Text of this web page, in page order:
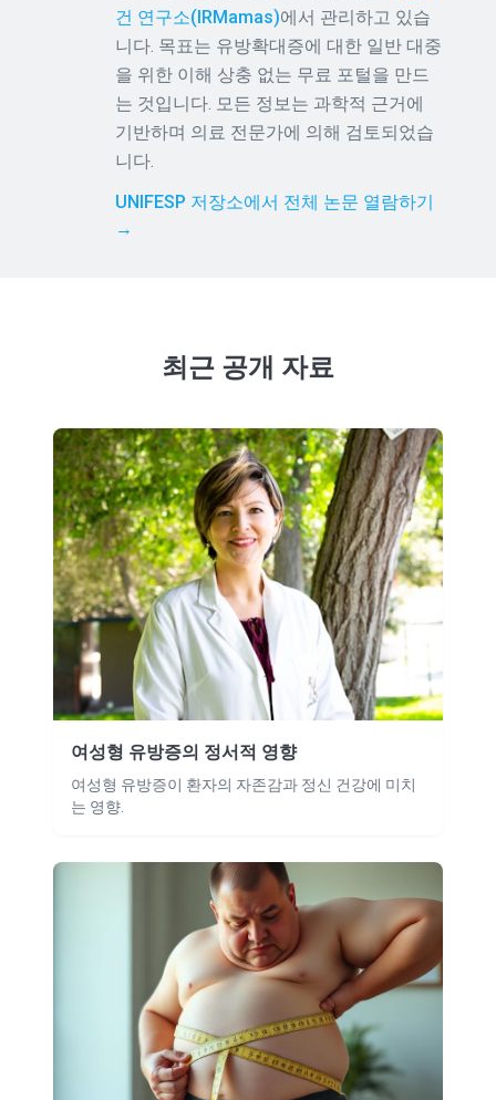
건 연구소(IRMamas)에서 관리하고 있습
니다. 목표는 유방확대증에 대한 일반 대중
을 위한 이해 상충 없는 무료 포털을 만드
는 것입니다. 모든 정보는 과학적 근거에
기반하며 의료 전문가에 의해 검토되었습
니다.
UNIFESP 저장소에서 전체 논문 열람하기
→
최근 공개 자료
여성형 유방증의 정서적 영향
여성형 유방증이 환자의 자존감과 정신 건강에 미치
는 영향.